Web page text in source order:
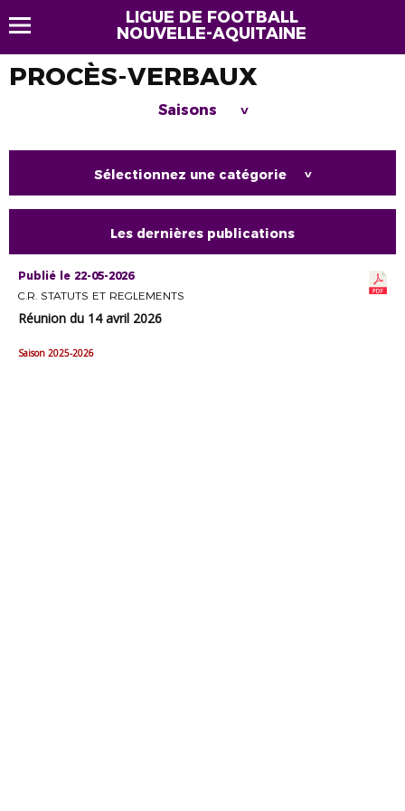
LIGUE DE FOOTBALL
NOUVELLE-AQUITAINE
PROCÈS-VERBAUX
Saisons >
Sélectionnez une catégorie >
Les dernières publications
Publié le 22-05-2026
C.R. STATUTS ET REGLEMENTS
Réunion du 14 avril 2026
Saison 2025-2026